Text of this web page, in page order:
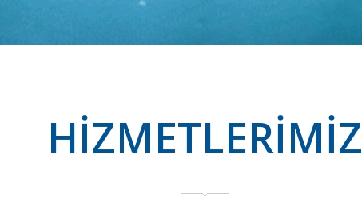
HİZMETLERİMİZ